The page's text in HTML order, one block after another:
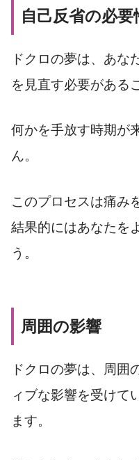
自己反省の必要
ドクロの夢は、あな
を見直す必要がある
何かを手放す時期が
ん。
このプロセスは痛み
結果的にはあなたを
う。
周囲の影響
ドクロの夢は、周囲
ィブな影響を受けて
ます。